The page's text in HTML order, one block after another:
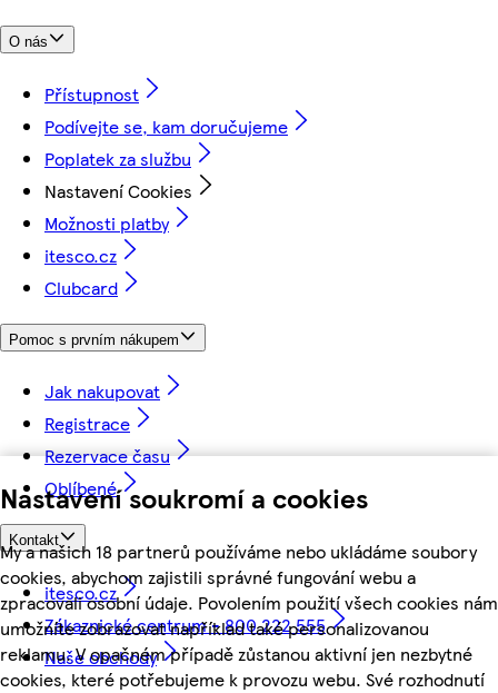
Nastavení soukromí a cookies
My a našich 18 partnerů používáme nebo ukládáme soubory
cookies, abychom zajistili správné fungování webu a
zpracovali osobní údaje. Povolením použití všech cookies nám
umožníte zobrazovat například také personalizovanou
reklamu. V opačném případě zůstanou aktivní jen nezbytné
cookies, které potřebujeme k provozu webu. Své rozhodnutí
O nás
Přístupnost
Podívejte se, kam doručujeme
Poplatek za službu
Nastavení Cookies
Možnosti platby
itesco.cz
Clubcard
Pomoc s prvním nákupem
Jak nakupovat
Registrace
Rezervace času
Oblíbené
Kontakt
itesco.cz
Zákaznické centrum - 800 222 555
Naše obchody